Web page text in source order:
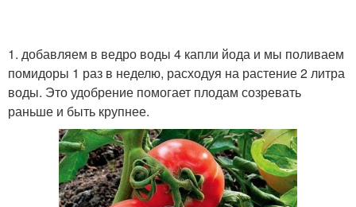
1. добавляем в ведро воды 4 капли йода и мы поливаем
помидоры 1 раз в неделю, расходуя на растение 2 литра
воды. Это удобрение помогает плодам созревать
раньше и быть крупнее.